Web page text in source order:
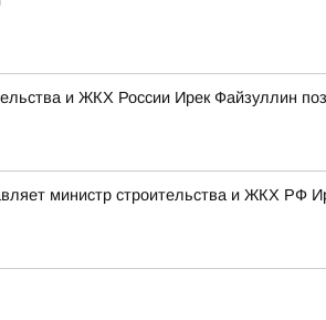
и ЖКХ России Ирек Файзуллин
министр строительства и ЖКХ РФ